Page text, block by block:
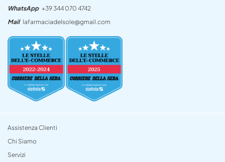
WhatsApp +39 344 070 4742
Mail lafarmaciadelsole@gmail.com
Assistenza Clienti
Chi Siamo
Servizi